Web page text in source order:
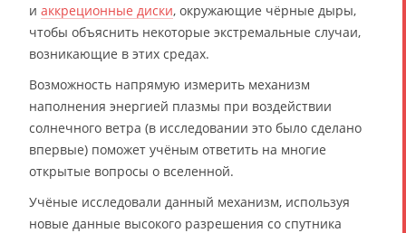
и аккреционные диски, окружающие чёрные дыры,
чтобы объяснить некоторые экстремальные случаи,
возникающие в этих средах.
Возможность напрямую измерить механизм
наполнения энергией плазмы при воздействии
солнечного ветра (в исследовании это было сделано
впервые) поможет учёным ответить на многие
открытые вопросы о вселенной.
Учёные исследовали данный механизм, используя
новые данные высокого разрешения со спутника